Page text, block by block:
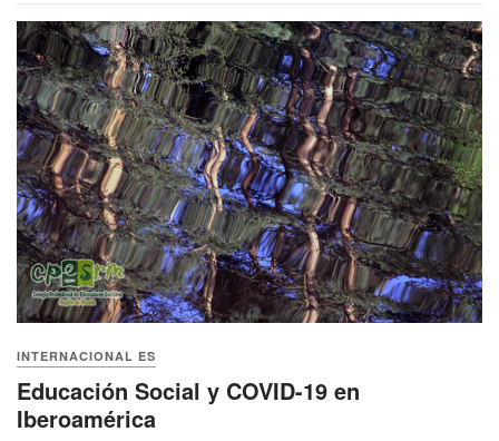
INTERNACIONAL ES
Educación Social y COVID-19 en
Iberoamérica